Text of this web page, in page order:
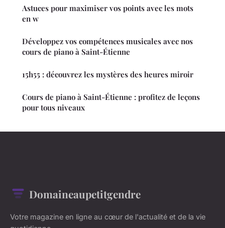
Astuces pour maximiser vos points avec les mots
en w
Développez vos compétences musicales avec nos
cours de piano à Saint-Étienne
15h55 : découvrez les mystères des heures miroir
Cours de piano à Saint-Étienne : profitez de leçons
pour tous niveaux
Domaineaupetitgendre
Votre magazine en ligne au cœur de l'actualité et de la vie